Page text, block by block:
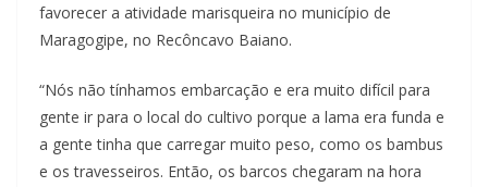
favorecer a atividade marisqueira no município de
Maragogipe, no Recôncavo Baiano.
“Nós não tínhamos embarcação e era muito difícil para
gente ir para o local do cultivo porque a lama era funda e
a gente tinha que carregar muito peso, como os bambus
e os travesseiros. Então, os barcos chegaram na hora